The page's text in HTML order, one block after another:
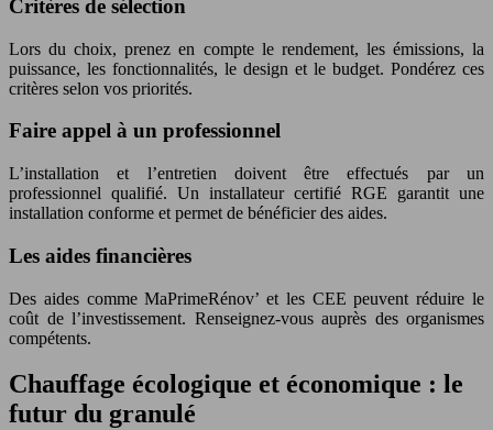
Critères de sélection
Lors du choix, prenez en compte le rendement, les émissions, la
puissance, les fonctionnalités, le design et le budget. Pondérez ces
critères selon vos priorités.
Faire appel à un professionnel
L’installation et l’entretien doivent être effectués par un
professionnel qualifié. Un installateur certifié RGE garantit une
installation conforme et permet de bénéficier des aides.
Les aides financières
Des aides comme MaPrimeRénov’ et les CEE peuvent réduire le
coût de l’investissement. Renseignez-vous auprès des organismes
compétents.
Chauffage écologique et économique : le
futur du granulé